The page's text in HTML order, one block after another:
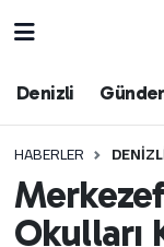
Denizli
HABERLER
Okulları
Denizli
Ekonomi
Hava
Trafik
Puan